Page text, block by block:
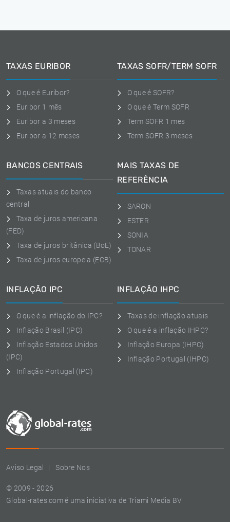
Aviso Legal Sobre Nos
© 2009 - 2026
Global-rates.com é uma iniciativa de Triami Media BV
TAXAS EURIBOR
O que é Euribor?
Euribor 1 mês
Euribor a 3 meses
Euribor a 12 meses
TAXAS SOFR/TERM SOFR
O que é SOFR?
O que é Term SOFR
Term SOFR 1 mes
Term SOFR 3 meses
BANCOS CENTRAIS
Taxas atuais do banco
central
Taxa de juros americana
(FED)
Taxa de juros britânica (BoE)
Taxa de juros europeia (ECB)
MAIS TAXAS DE
REFERÊNCIA
SARON
ESTER
SONIA
TONAR
INFLAÇÃO IPC
O que é a inflação do IPC?
Inflação Brasil (IPC)
Inflação Estados Unidos
(IPC)
Inflação Portugal (IPC)
INFLAÇÃO IHPC
Taxas de inflação atuais
O que é a inflação IHPC?
Inflação Europa (IHPC)
Inflação Portugal (IHPC)